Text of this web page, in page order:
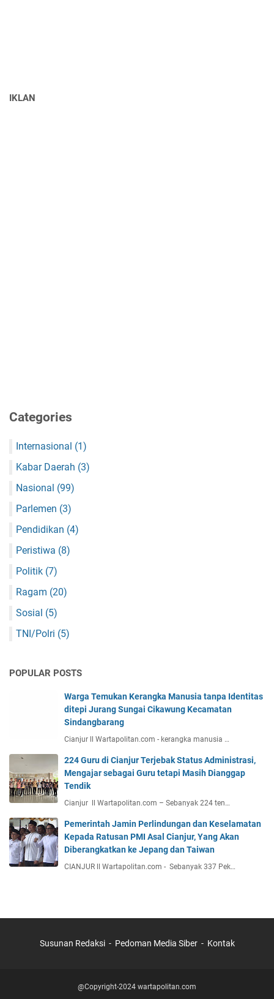
IKLAN
Categories
Internasional (1)
Kabar Daerah (3)
Nasional (99)
Parlemen (3)
Pendidikan (4)
Peristiwa (8)
Politik (7)
Ragam (20)
Sosial (5)
TNI/Polri (5)
POPULAR POSTS
Warga Temukan Kerangka Manusia tanpa Identitas
ditepi Jurang Sungai Cikawung Kecamatan
Sindangbarang
Cianjur ll Wartapolitan.com - kerangka manusia …
224 Guru di Cianjur Terjebak Status Administrasi,
Mengajar sebagai Guru tetapi Masih Dianggap
Tendik
Cianjur ll Wartapolitan.com – Sebanyak 224 ten…
Pemerintah Jamin Perlindungan dan Keselamatan
Kepada Ratusan PMI Asal Cianjur, Yang Akan
Diberangkatkan ke Jepang dan Taiwan
CIANJUR ll Wartapolitan.com - Sebanyak 337 Pek…
Susunan Redaksi Pedoman Media Siber Kontak
@Copyright-2024 wartapolitan.com